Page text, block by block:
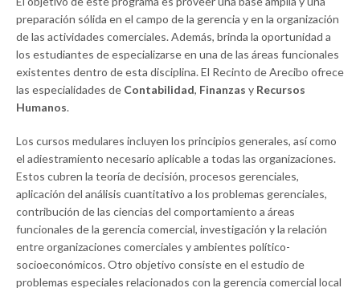
preparación sólida en el campo de la gerencia y en la organización
de las actividades comerciales. Además, brinda la oportunidad a
los estudiantes de especializarse en una de las áreas funcionales
existentes dentro de esta disciplina. El Recinto de Arecibo ofrece
las especialidades de Contabilidad, Finanzas y Recursos
Humanos.
Los cursos medulares incluyen los principios generales, así como
el adiestramiento necesario aplicable a todas las organizaciones.
Estos cubren la teoría de decisión, procesos gerenciales,
aplicación del análisis cuantitativo a los problemas gerenciales,
contribución de las ciencias del comportamiento a áreas
funcionales de la gerencia comercial, investigación y la relación
entre organizaciones comerciales y ambientes político-
socioeconómicos. Otro objetivo consiste en el estudio de
problemas especiales relacionados con la gerencia comercial local